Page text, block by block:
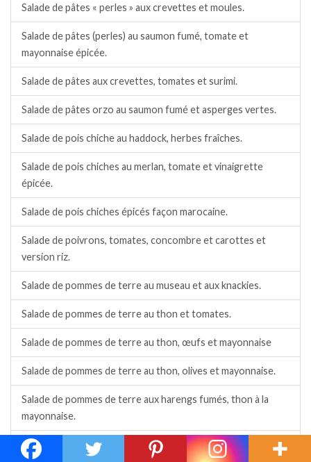
Salade de pâtes « perles » aux crevettes et moules.
Salade de pâtes (perles) au saumon fumé, tomate et
mayonnaise épicée.
Salade de pâtes aux crevettes, tomates et surimi.
Salade de pâtes orzo au saumon fumé et asperges vertes.
Salade de pois chiche au haddock, herbes fraîches.
Salade de pois chiches au merlan, tomate et vinaigrette
épicée.
Salade de pois chiches épicés façon marocaine.
Salade de poivrons, tomates, concombre et carottes et
version riz.
Salade de pommes de terre au museau et aux knackies.
Salade de pommes de terre au thon et tomates.
Salade de pommes de terre au thon, œufs et mayonnaise
Salade de pommes de terre au thon, olives et mayonnaise.
Salade de pommes de terre aux harengs fumés, thon à la
mayonnaise.
Salade de pommes de terre aux knackies, œufs durs,